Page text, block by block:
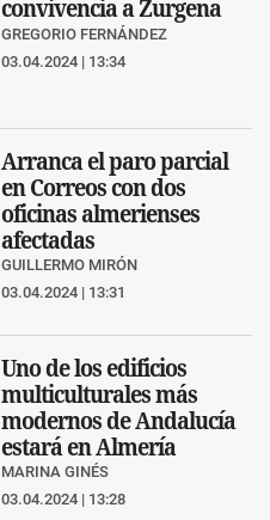
convivencia a Zurgena
GREGORIO FERNÁNDEZ
03.04.2024 | 13:34
Arranca el paro parcial
en Correos con dos
oficinas almerienses
afectadas
GUILLERMO MIRÓN
03.04.2024 | 13:31
Uno de los edificios
multiculturales más
modernos de Andalucía
estará en Almería
MARINA GINÉS
03.04.2024 | 13:28